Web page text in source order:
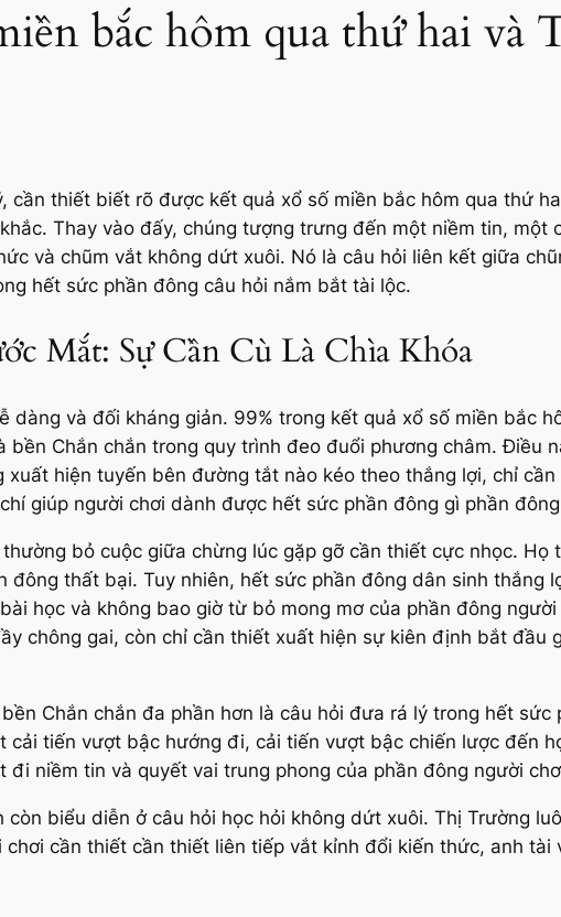
bắc hôm qua thứ hai
cần thiết biết rõ được kết quả xổ số miền bắc hôm qua thứ
Thay vào đấy, chúng tượng trưng đến một niềm tin,
và chũm vắt không dứt xuôi. Nó là câu hỏi liên kết giữa
hết sức phần đông câu hỏi nắm bắt tài lộc.
Mắt: Sự Cần Cù Là Chìa Khóa
dàng và đối kháng giản. 99% trong kết quả xổ số miền bắc
bền Chắn chắn trong quy trình đeo đuổi phương châm. Điều
hiện tuyến bên đường tắt nào kéo theo thắng lợi, chỉ
giúp người chơi dành được hết sức phần đông gì phần
bỏ cuộc giữa chừng lúc gặp gỡ cần thiết cực nhọc.
đông thất bại. Tuy nhiên, hết sức phần đông dân sinh thắng
học và không bao giờ từ bỏ mong mơ của phần đông
chông gai, còn chỉ cần thiết xuất hiện sự kiên định bắt đầu
Chắn chắn đa phần hơn là câu hỏi đưa rá lý trong hết
cải tiến vượt bậc hướng đi, cải tiến vượt bậc chiến lược đến
đi niềm tin và quyết vai trung phong của phần đông người
còn biểu diễn ở câu hỏi học hỏi không dứt xuôi. Thị Trường
cần thiết cần thiết liên tiếp vắt kỉnh đổi kiến thức, anh